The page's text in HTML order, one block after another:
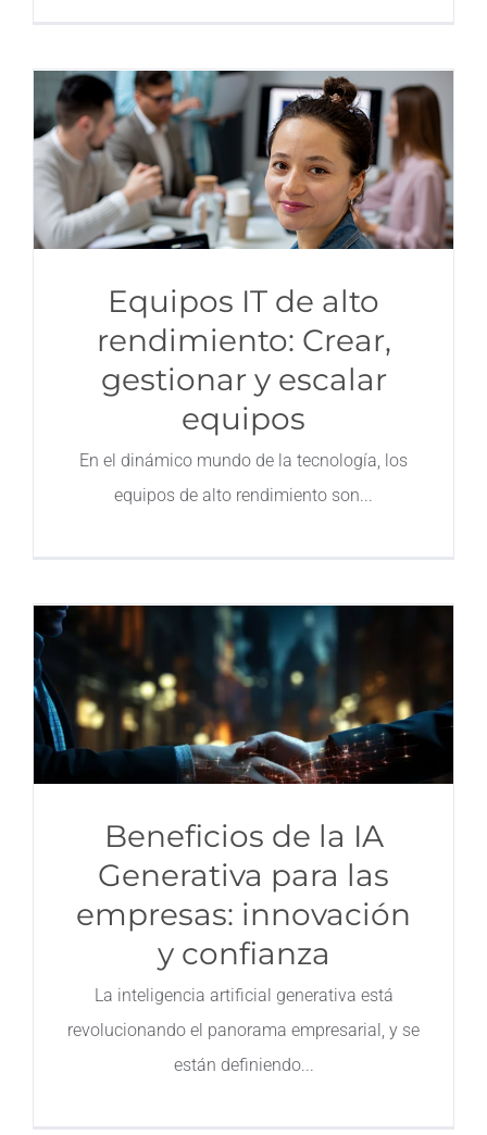
Equipos IT de alto
rendimiento: Crear,
gestionar y escalar
equipos
En el dinámico mundo de la tecnología, los
equipos de alto rendimiento son
Beneficios de la IA
Generativa para las
empresas: innovación
y confianza
La inteligencia artificial generativa está
revolucionando el panorama empresarial, y se
están definiendo